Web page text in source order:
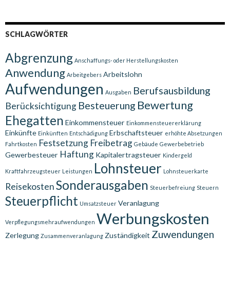
SCHLAGWÖRTER
Abgrenzung Anschaffungs- oder Herstellungskosten
Anwendung Arbeitgebers Arbeitslohn
Aufwendungen Ausgaben Berufsausbildung
Berücksichtigung Besteuerung Bewertung
Ehegatten Einkommensteuer Einkommensteuererklärung
Einkünfte Einkünften Entschädigung Erbschaftsteuer erhöhte Absetzungen
Fahrtkosten Festsetzung Freibetrag Gebäude Gewerbebetrieb
Gewerbesteuer Haftung Kapitalertragsteuer Kindergeld
Kraftfahrzeugsteuer Leistungen Lohnsteuer Lohnsteuerkarte
ReisekostenSonderausgaben Steuerbefreiung Steuern
Steuerpflicht Umsatzsteuer Veranlagung
Verpflegungsmehraufwendungen Werbungskosten
Zerlegung Zusammenveranlagung Zuständigkeit Zuwendungen